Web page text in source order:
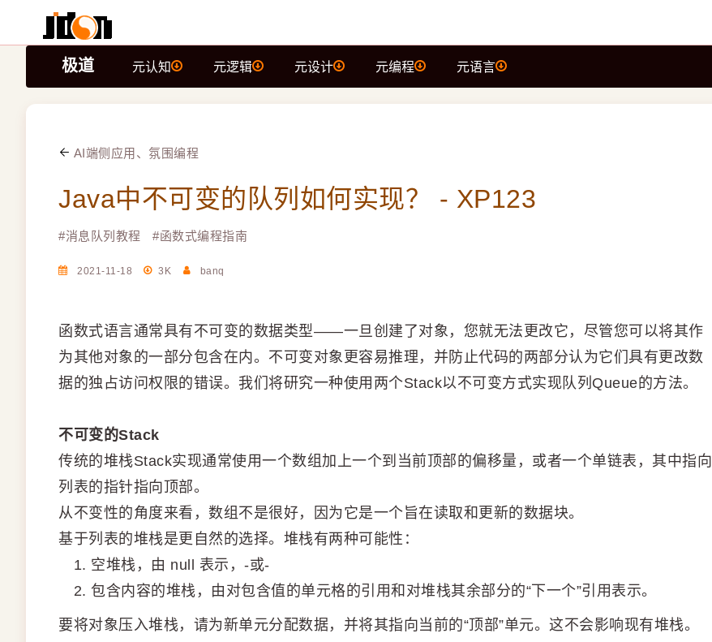
极道 元认知 元逻辑 元设计 元编程 元语言
AI端侧应用、氛围编程
Java中不可变的队列如何实现？ - XP123
#消息队列教程 #函数式编程指南
2021-11-18 3K banq
函数式语言通常具有不可变的数据类型——一旦创建了对象，您就无法更改它，尽管您可以将其作
为其他对象的一部分包含在内。不可变对象更容易推理，并防止代码的两部分认为它们具有更改数
据的独占访问权限的错误。我们将研究一种使用两个Stack以不可变方式实现队列Queue的方法。
不可变的Stack
传统的堆栈Stack实现通常使用一个数组加上一个到当前顶部的偏移量，或者一个单链表，其中指向
列表的指针指向顶部。
从不变性的角度来看，数组不是很好，因为它是一个旨在读取和更新的数据块。
基于列表的堆栈是更自然的选择。堆栈有两种可能性：
空堆栈，由 null 表示，-或-
包含内容的堆栈，由对包含值的单元格的引用和对堆栈其余部分的“下一个”引用表示。
要将对象压入堆栈，请为新单元分配数据，并将其指向当前的“顶部”单元。这不会影响现有堆栈。